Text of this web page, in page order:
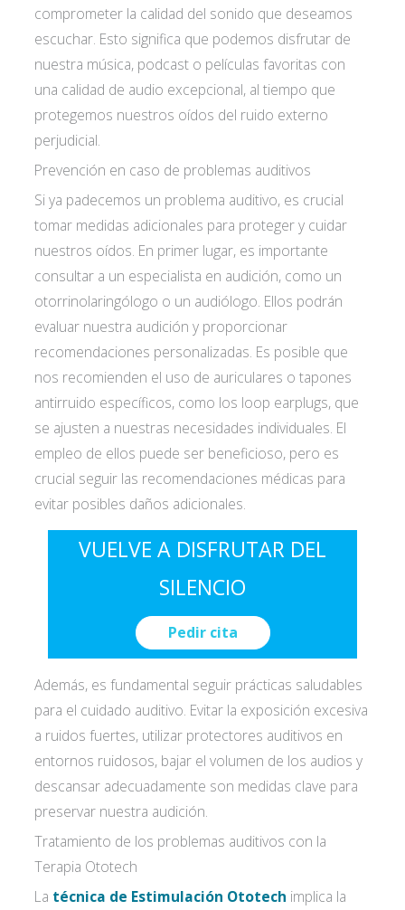
comprometer la calidad del sonido que deseamos
escuchar. Esto significa que podemos disfrutar de
nuestra música, podcast o películas favoritas con
una calidad de audio excepcional, al tiempo que
protegemos nuestros oídos del ruido externo
perjudicial.
Prevención en caso de problemas auditivos
Si ya padecemos un problema auditivo, es crucial
tomar medidas adicionales para proteger y cuidar
nuestros oídos. En primer lugar, es importante
consultar a un especialista en audición, como un
otorrinolaringólogo o un audiólogo. Ellos podrán
evaluar nuestra audición y proporcionar
recomendaciones personalizadas. Es posible que
nos recomienden el uso de auriculares o tapones
antirruido específicos, como los loop earplugs, que
se ajusten a nuestras necesidades individuales. El
empleo de ellos puede ser beneficioso, pero es
crucial seguir las recomendaciones médicas para
evitar posibles daños adicionales.
VUELVE A DISFRUTAR DEL
SILENCIO
Pedir cita
Acepto lascondiciones de política de
Además, es fundamental seguir prácticas saludables
para el cuidado auditivo. Evitar la exposición excesiva
a ruidos fuertes, utilizar protectores auditivos en
entornos ruidosos, bajar el volumen de los audios y
descansar adecuadamente son medidas clave para
preservar nuestra audición.
Tratamiento de los problemas auditivos con la
Terapia Ototech
La técnica de Estimulación Ototech implica la